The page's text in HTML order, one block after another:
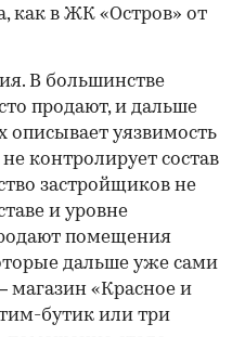
как в ЖК «Остров» от
В большинстве
продают, и дальше
описывает уязвимость
контролирует состав
застройщиков не
и уровне
помещения
дальше уже сами
магазин «Красное и
бутик или три